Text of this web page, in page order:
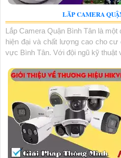
LĂP CAMERA
Lắp Camera Quận Bình Tân là
hiện đại và chất lượng cao cho cư
vực Bình Tân. Với đội ngũ kỹ thuật